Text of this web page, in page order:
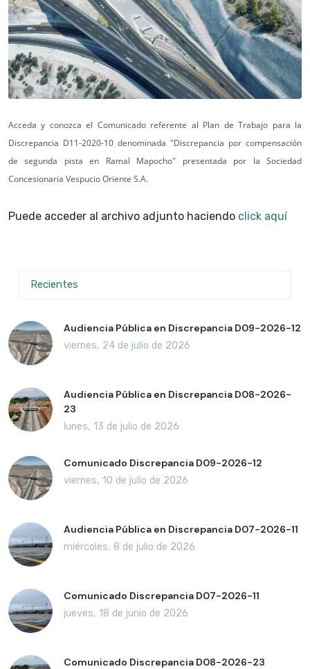
Acceda y conozca el Comunicado referente al Plan de Trabajo para la
Discrepancia D11-2020-10 denominada "Discrepancia por compensación
de segunda pista en Ramal Mapocho" presentada por la Sociedad
Concesionaria Vespucio Oriente S.A.
Puede acceder al archivo adjunto haciendo click aquí
Recientes
Audiencia Pública en Discrepancia D09-2026-12
viernes, 24 de julio de 2026
Audiencia Pública en Discrepancia D08-2026-
23
lunes, 13 de julio de 2026
Comunicado Discrepancia D09-2026-12
viernes, 10 de julio de 2026
Audiencia Pública en Discrepancia D07-2026-11
miércoles, 8 de julio de 2026
Comunicado Discrepancia D07-2026-11
jueves, 18 de junio de 2026
Comunicado Discrepancia D08-2026-23